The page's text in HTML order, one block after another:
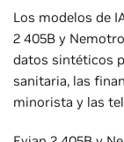
Los modelos de
2 405B y
datos sintéticos
sanitaria, las
minorista y las